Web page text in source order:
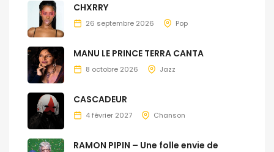
CHXRRY
26 septembre 2026 Pop
MANU LE PRINCE TERRA CANTA
8 octobre 2026 Jazz
CASCADEUR
4 février 2027 Chanson
RAMON PIPIN – Une folle envie de